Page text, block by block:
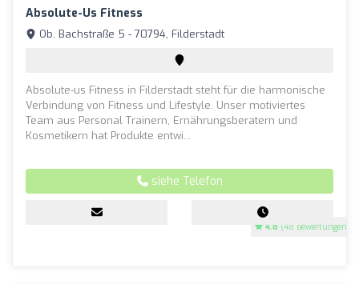
Absolute-Us Fitness
4.8 (48 Bewertungen)
Ob. Bachstraße 5 - 70794, Filderstadt
Absolute-us Fitness in Filderstadt steht für die harmonische
Verbindung von Fitness und Lifestyle. Unser motiviertes
Team aus Personal Trainern, Ernährungsberatern und
Kosmetikern hat Produkte entwi...
siehe Telefon